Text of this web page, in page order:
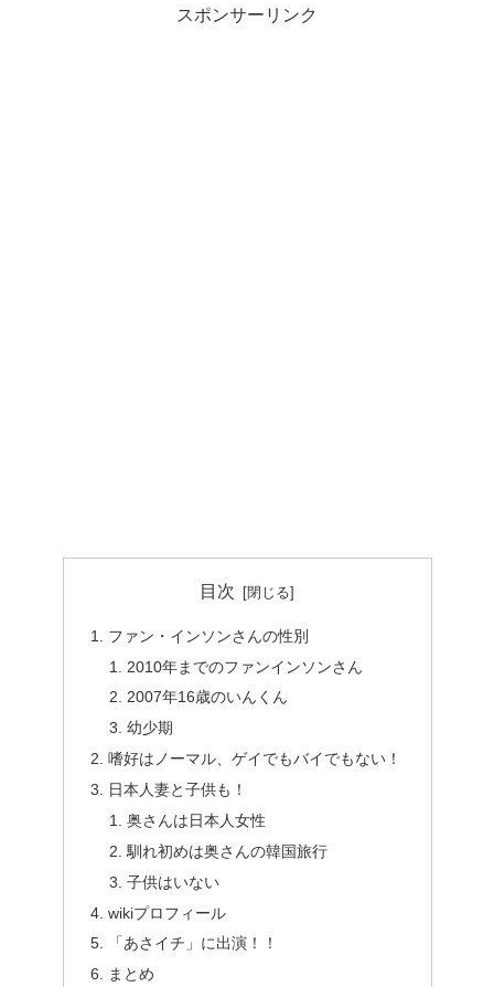
スポンサーリンク
目次
ファン・インソンさんの性別
2010年までのファンインソンさん
2007年16歳のいんくん
幼少期
嗜好はノーマル、ゲイでもバイでもない！
日本人妻と子供も！
奥さんは日本人女性
馴れ初めは奥さんの韓国旅行
子供はいない
wikiプロフィール
「あさイチ」に出演！！
まとめ